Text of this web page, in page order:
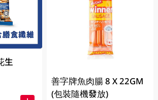
生
善字牌魚肉腸 8 X 22GM
(包裝隨機發放)